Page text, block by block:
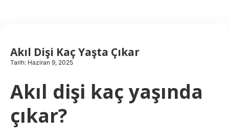
Hakkımızda
Akıl Dişi Kaç Yaşta Çıkar
Tarih: Haziran 9, 2025
Akıl dişi kaç yaşında
çıkar?